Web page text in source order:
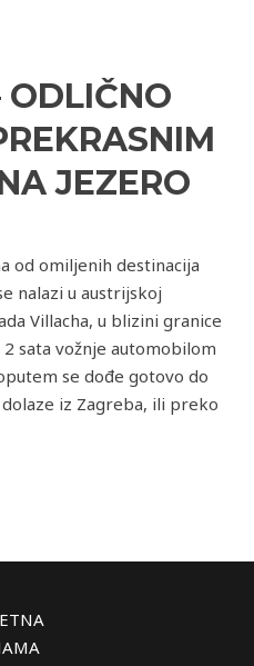
ODLIČNO
JEZERO
od omiljenih destinacija
nalazi u austrijskoj
Villacha, u blizini granice
sata vožnje automobilom
se dođe gotovo do
iz Zagreba, ili preko